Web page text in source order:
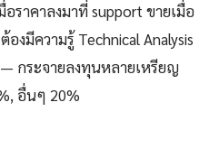
ราคาลงมาที่ support ขายเมื่อ
งมีความรู้ Technical Analysis
— กระจายลงทุนหลายเหรียญ
อื่นๆ 20%